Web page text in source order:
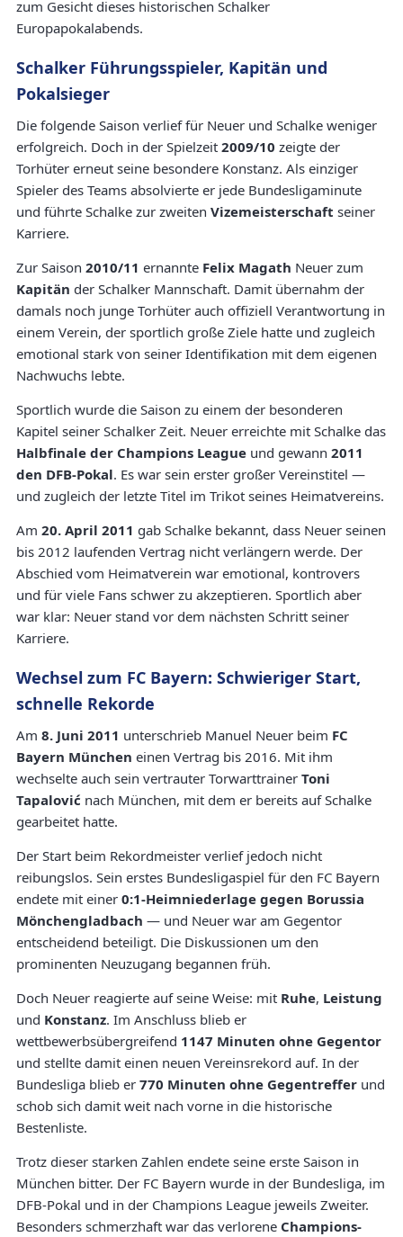
zum Gesicht dieses historischen Schalker
Europapokalabends.
Schalker Führungsspieler, Kapitän und
Pokalsieger
Die folgende Saison verlief für Neuer und Schalke weniger
erfolgreich. Doch in der Spielzeit 2009/10 zeigte der
Torhüter erneut seine besondere Konstanz. Als einziger
Spieler des Teams absolvierte er jede Bundesligaminute
und führte Schalke zur zweiten Vizemeisterschaft seiner
Karriere.
Zur Saison 2010/11 ernannte Felix Magath Neuer zum
Kapitän der Schalker Mannschaft. Damit übernahm der
damals noch junge Torhüter auch offiziell Verantwortung in
einem Verein, der sportlich große Ziele hatte und zugleich
emotional stark von seiner Identifikation mit dem eigenen
Nachwuchs lebte.
Sportlich wurde die Saison zu einem der besonderen
Kapitel seiner Schalker Zeit. Neuer erreichte mit Schalke das
Halbfinale der Champions League und gewann 2011
den DFB-Pokal. Es war sein erster großer Vereinstitel —
und zugleich der letzte Titel im Trikot seines Heimatvereins.
Am 20. April 2011 gab Schalke bekannt, dass Neuer seinen
bis 2012 laufenden Vertrag nicht verlängern werde. Der
Abschied vom Heimatverein war emotional, kontrovers
und für viele Fans schwer zu akzeptieren. Sportlich aber
war klar: Neuer stand vor dem nächsten Schritt seiner
Karriere.
Wechsel zum FC Bayern: Schwieriger Start,
schnelle Rekorde
Am 8. Juni 2011 unterschrieb Manuel Neuer beim FC
Bayern München einen Vertrag bis 2016. Mit ihm
wechselte auch sein vertrauter Torwarttrainer Toni
Tapalović nach München, mit dem er bereits auf Schalke
gearbeitet hatte.
Der Start beim Rekordmeister verlief jedoch nicht
reibungslos. Sein erstes Bundesligaspiel für den FC Bayern
endete mit einer 0:1-Heimniederlage gegen Borussia
Mönchengladbach — und Neuer war am Gegentor
entscheidend beteiligt. Die Diskussionen um den
prominenten Neuzugang begannen früh.
Doch Neuer reagierte auf seine Weise: mit Ruhe, Leistung
und Konstanz. Im Anschluss blieb er
wettbewerbsübergreifend 1147 Minuten ohne Gegentor
und stellte damit einen neuen Vereinsrekord auf. In der
Bundesliga blieb er 770 Minuten ohne Gegentreffer und
schob sich damit weit nach vorne in die historische
Bestenliste.
Trotz dieser starken Zahlen endete seine erste Saison in
München bitter. Der FC Bayern wurde in der Bundesliga, im
DFB-Pokal und in der Champions League jeweils Zweiter.
Besonders schmerzhaft war das verlorene Champions-